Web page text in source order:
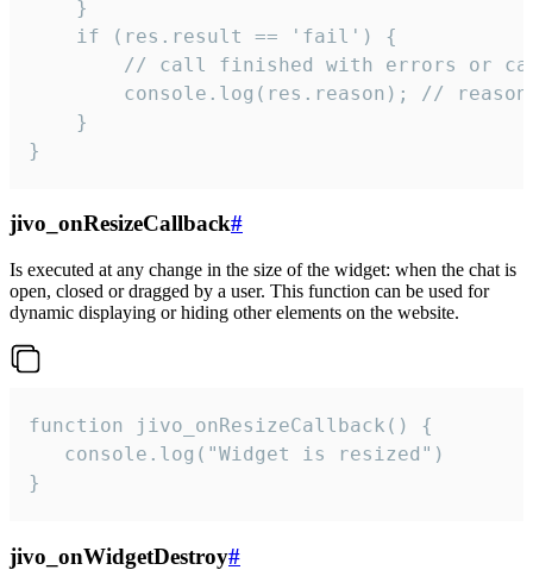
    }
    if (res.result == 'fail') {
// call finished with errors or
console.log(res.reason); //
    }
}
jivo_onResizeCallback#
Is executed at any change in the size of the widget: when the chat is
open, closed or dragged by a user. This function can be used for
dynamic displaying or hiding other elements on the website.
function jivo_onResizeCallback() {
   console.log("Widget is resized")
}
jivo_onWidgetDestroy#